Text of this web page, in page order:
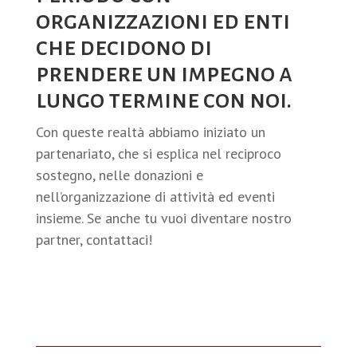
organizzazioni ed enti
che decidono di
prendere un impegno a
lungo termine con noi.
Con queste realtà abbiamo iniziato un
partenariato, che si esplica nel reciproco
sostegno, nelle donazioni e
nell’organizzazione di attività ed eventi
insieme. Se anche tu vuoi diventare nostro
partner, contattaci!